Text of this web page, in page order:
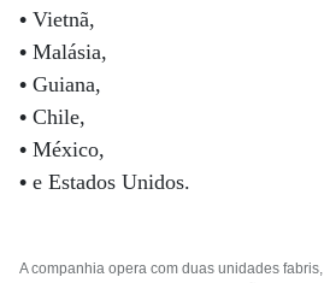
• Vietnã,
• Malásia,
• Guiana,
• Chile,
• México,
• e Estados Unidos.
A companhia opera com duas unidades